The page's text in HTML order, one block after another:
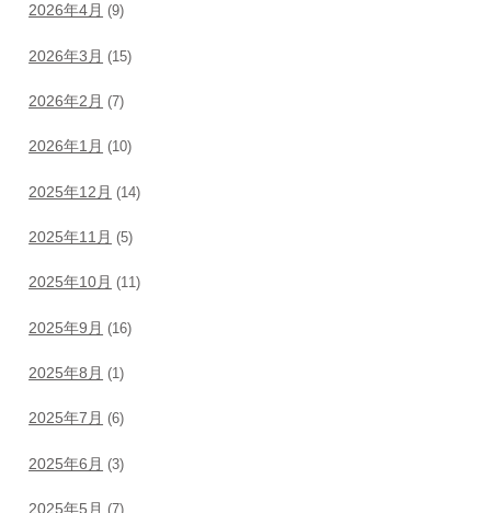
2026年4月 (9)
2026年3月 (15)
2026年2月 (7)
2026年1月 (10)
2025年12月 (14)
2025年11月 (5)
2025年10月 (11)
2025年9月 (16)
2025年8月 (1)
2025年7月 (6)
2025年6月 (3)
2025年5月 (7)